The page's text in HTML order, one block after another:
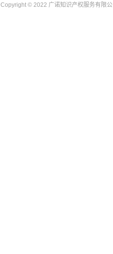
Copyright © 2022 广诺知识产权服务有限